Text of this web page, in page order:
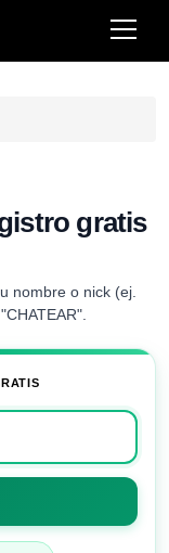
gratis
nombre o nick (ej.